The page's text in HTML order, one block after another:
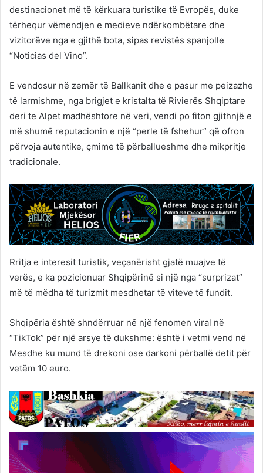
destinacionet më të kërkuara turistike të Evropës, duke
tërhequr vëmendjen e medieve ndërkombëtare dhe
vizitorëve nga e gjithë bota, sipas revistës spanjolle
“Noticias del Vino”.
E vendosur në zemër të Ballkanit dhe e pasur me peizazhe
të larmishme, nga brigjet e kristalta të Rivierës Shqiptare
deri te Alpet madhështore në veri, vendi po fiton gjithnjë e
më shumë reputacionin e një “perle të fshehur” që ofron
përvoja autentike, çmime të përballueshme dhe mikpritje
tradicionale.
Rritja e interesit turistik, veçanërisht gjatë muajve të
verës, e ka pozicionuar Shqipërinë si një nga “surprizat”
më të mëdha të turizmit mesdhetar të viteve të fundit.
Shqipëria është shndërruar në një fenomen viral në
“TikTok” për një arsye të dukshme: është i vetmi vend në
Mesdhe ku mund të drekoni ose darkoni përballë detit për
vetëm 10 euro.